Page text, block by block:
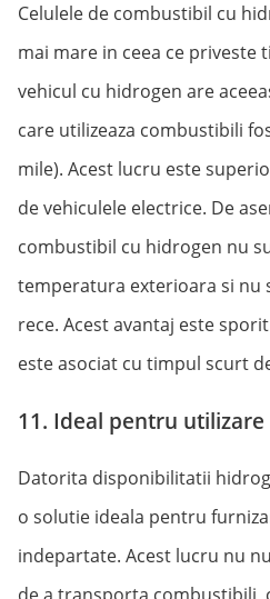
Celulele de combustibil cu
mai mare in ceea ce priveste
vehicul cu hidrogen are
care utilizeaza combustibili
mile). Acest lucru este
de vehiculele electrice. De
combustibil cu hidrogen nu
temperatura exterioara si nu
rece. Acest avantaj este
este asociat cu timpul scurt
11. Ideal pentru
Datorita disponibilitatii
o solutie ideala pentru
indepartate. Acest lucru nu